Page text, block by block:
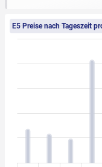
E5 Preise nach Tageszeit